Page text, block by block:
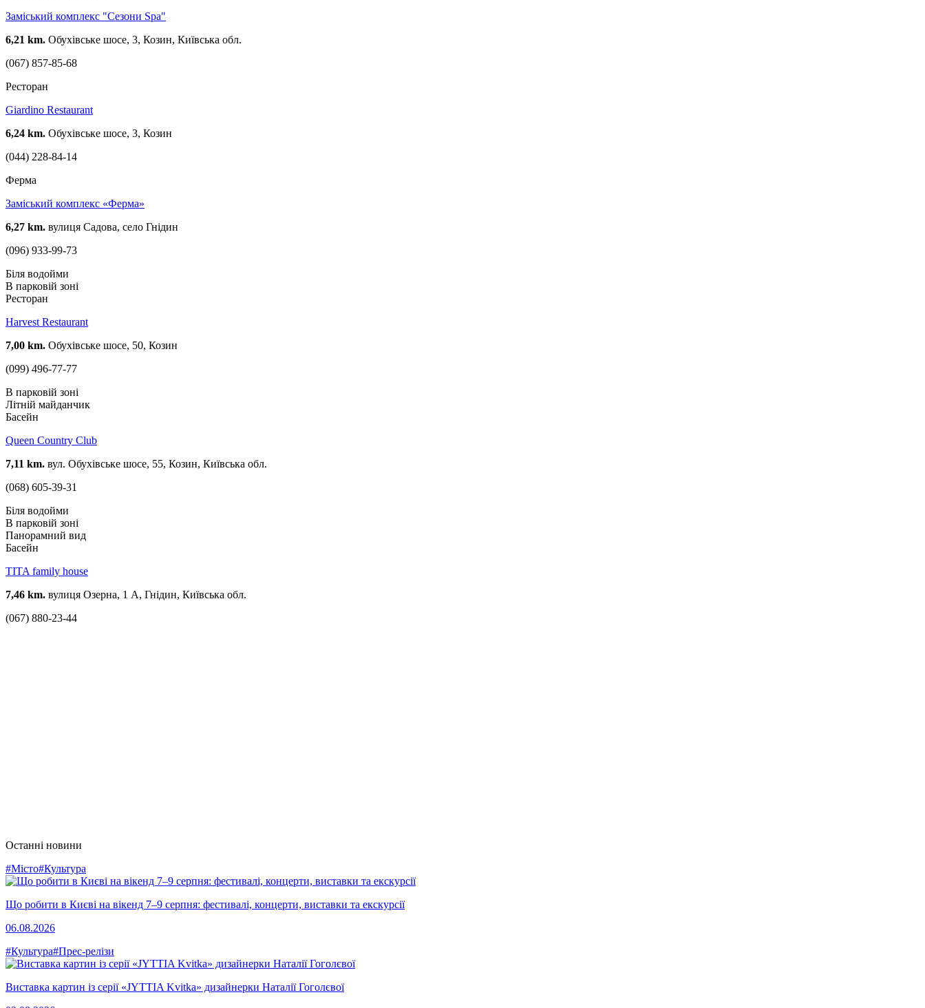
Заміський комплекс "Сезони Spa"
6,21 km. Обухівське шосе, 3, Козин, Київська обл.
(067) 857-85-68
Ресторан
Giardino Restaurant
6,24 km. Обухівське шосе, 3, Козин
(044) 228-84-14
Ферма
Заміський комплекс «Ферма»
6,27 km. вулиця Садова, село Гнідин
(096) 933-99-73
Біля водойми
В парковій зоні
Ресторан
Harvest Restaurant
7,00 km. Обухівське шосе, 50, Козин
(099) 496-77-77
В парковій зоні
Літній майданчик
Басейн
Queen Country Club
7,11 km. вул. Обухівське шосе, 55, Козин, Київська обл.
(068) 605-39-31
Біля водойми
В парковій зоні
Панорамний вид
Басейн
TITA family house
7,46 km. вулиця Озерна, 1 А, Гнідин, Київська обл.
(067) 880-23-44
Останні новини
#Місто#Культура
Що робити в Києві на вікенд 7–9 серпня: фестивалі, концерти, виставки та екскурсії
06.08.2026
#Культура#Прес-релізи
Виставка картин із серії «JYTTIA Kvitka» дизайнерки Наталії Гоголєвої